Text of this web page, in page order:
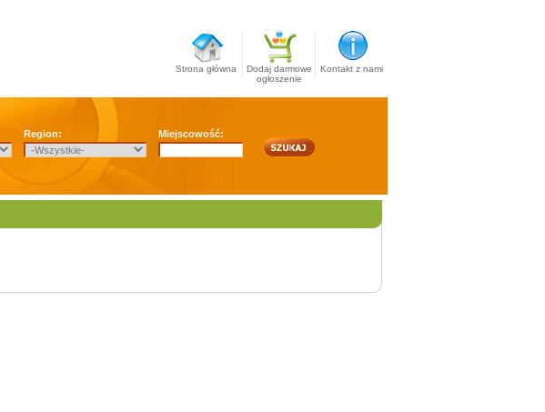
Strona główna
Dodaj darmowe
ogłoszenie
Kontakt z nami
Region: Miejscowość: